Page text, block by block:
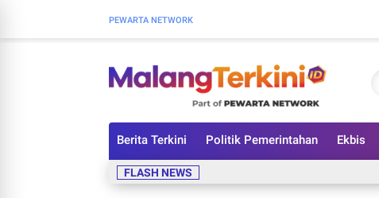
PEWARTA NETWORK
Berita Terkini Politik Pemerintahan Ekbis
FLASH NEWS